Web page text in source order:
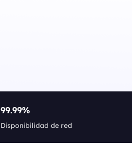
99.99%
Disponibilidad de red